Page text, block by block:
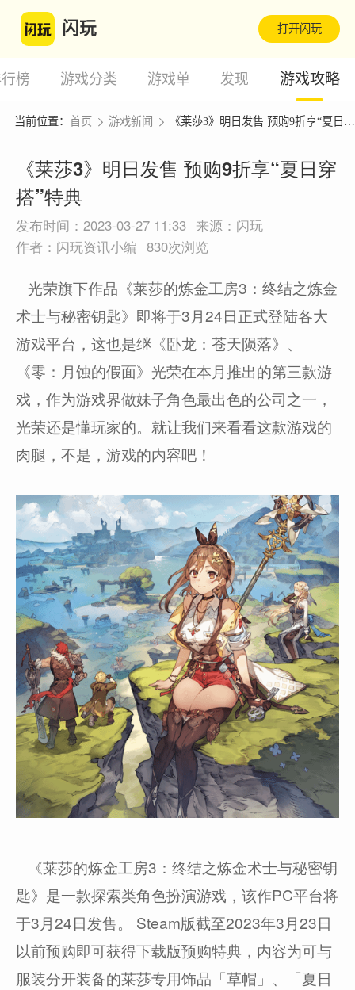
闪玩 打开闪玩
榜 游戏分类 游戏单 发现 游戏攻略
当前位置： 首页 游戏新闻 《莱莎3》明日发售 预购9折享“夏日穿搭”特典
《莱莎3》明日发售 预购9折享“夏日穿
搭”特典
发布时间：2023-03-27 11:33 来源：闪玩
作者：闪玩资讯小编 830次浏览
光荣旗下作品《莱莎的炼金工房3：终结之炼金
术士与秘密钥匙》即将于3月24日正式登陆各大
游戏平台，这也是继《卧龙：苍天陨落》、
《零：月蚀的假面》光荣在本月推出的第三款游
戏，作为游戏界做妹子角色最出色的公司之一，
光荣还是懂玩家的。就让我们来看看这款游戏的
肉腿，不是，游戏的内容吧！
《莱莎的炼金工房3：终结之炼金术士与秘密钥
匙》是一款探索类角色扮演游戏，该作PC平台将
于3月24日发售。 Steam版截至2023年3月23日
以前预购即可获得下载版预购特典，内容为可与
服装分开装备的莱莎专用饰品「草帽」、「夏日